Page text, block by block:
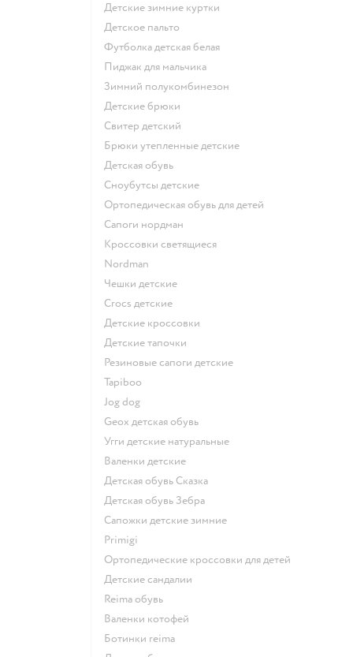
Детские зимние куртки
Детское пальто
Футболка детская белая
Пиджак для мальчика
Зимний полукомбинезон
Детские брюки
Свитер детский
Брюки утепленные детские
Детская обувь
Сноубутсы детские
Ортопедическая обувь для детей
Сапоги нордман
Кроссовки светящиеся
Nordman
Чешки детские
Crocs детские
Детские кроссовки
Детские тапочки
Резиновые сапоги детские
Tapiboo
Jog dog
Geox детская обувь
Угги детские натуральные
Валенки детские
Детская обувь Сказка
Детская обувь Зебра
Сапожки детские зимние
Primigi
Ортопедические кроссовки для детей
Детские сандалии
Reima обувь
Валенки котофей
Ботинки reima